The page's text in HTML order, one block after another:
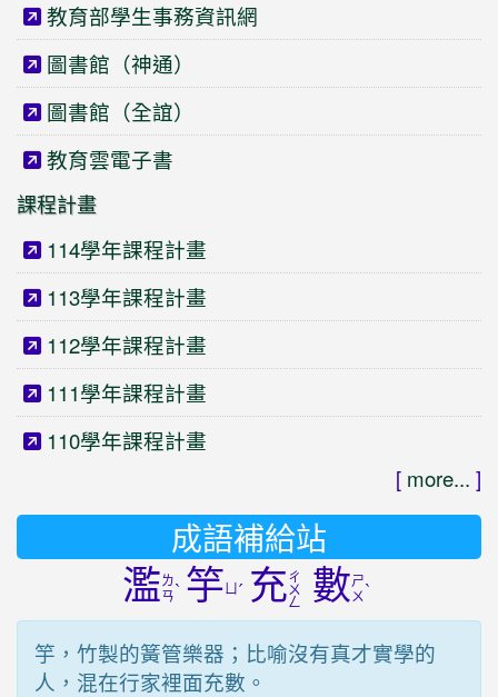
教育部學生事務資訊網
圖書館（神通）
圖書館（全誼）
教育雲電子書
課程計畫
114學年課程計畫
113學年課程計畫
112學年課程計畫
111學年課程計畫
110學年課程計畫
[ more... ]
成語補給站
濫ㄌ
ㄢˋ 竽ㄩ ˊ 充ㄔ
ㄨ
ㄥ 數ㄕ
ㄨˋ
竽，竹製的簧管樂器；比喻沒有真才實學的
人，混在行家裡面充數。